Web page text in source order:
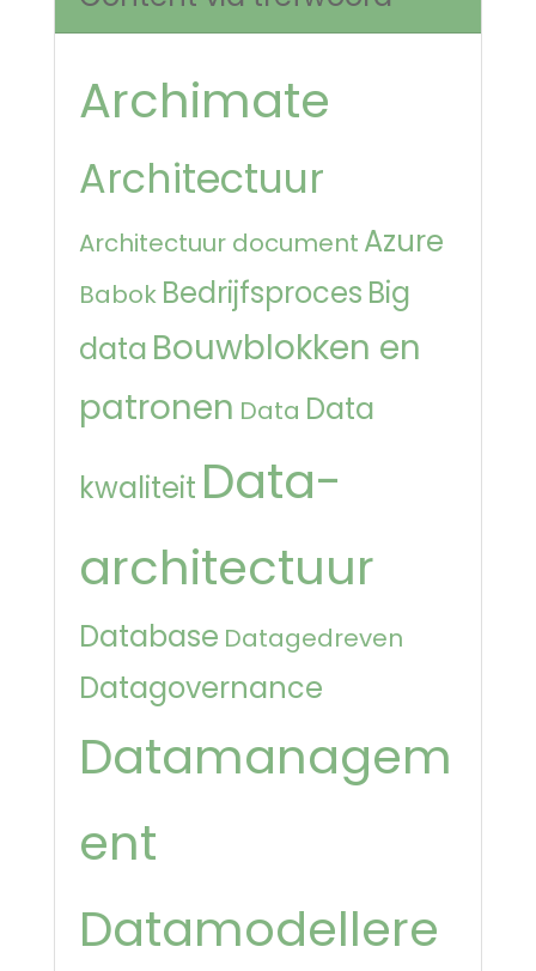
Archimate
Architectuur
Architectuur document Azure
Babok Bedrijfsproces Big
data Bouwblokken en
patronen Data Data
kwaliteit Data-
architectuur
Database Datagedreven
Datagovernance
Datamanagem
ent
Datamodellere